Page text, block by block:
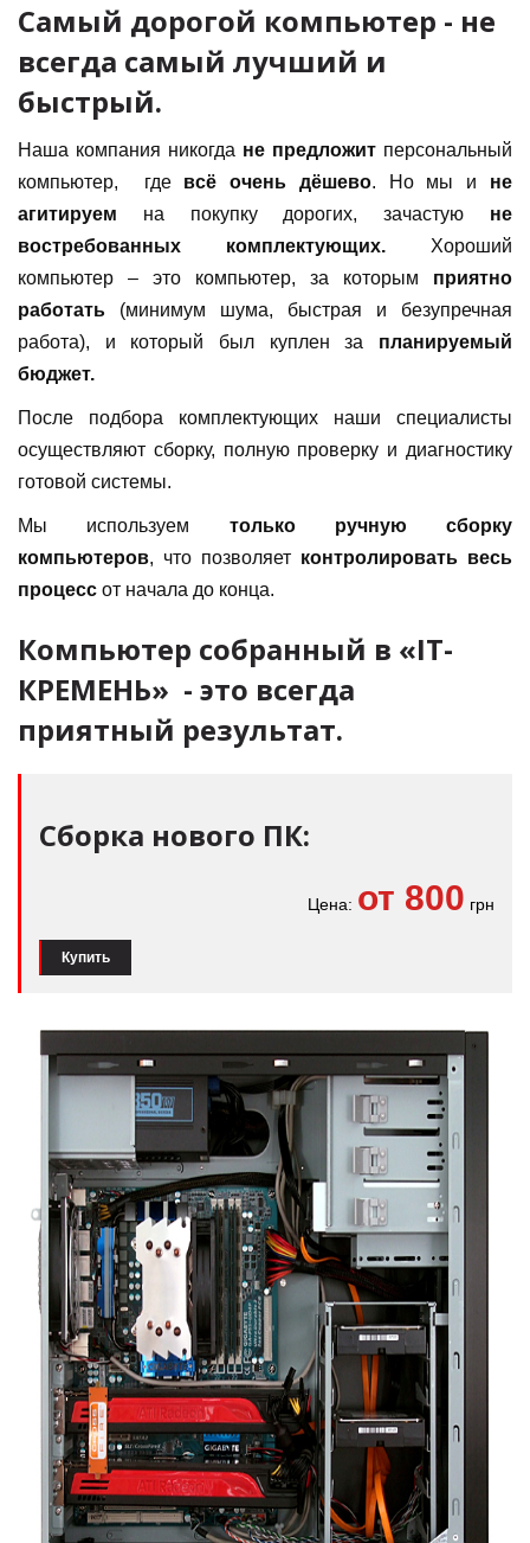
Самый дорогой компьютер - не
всегда самый лучший и
быстрый.
Наша компания никогда не предложит персональный
компьютер, где всё очень дёшево. Но мы и не
агитируем на покупку дорогих, зачастую не
востребованных комплектующих. Хороший
компьютер – это компьютер, за которым приятно
работать (минимум шума, быстрая и безупречная
работа), и который был куплен за планируемый
бюджет.
После подбора комплектующих наши специалисты
осуществляют сборку, полную проверку и диагностику
готовой системы.
Мы используем только ручную сборку
компьютеров, что позволяет контролировать весь
процесс от начала до конца.
Компьютер собранный в «IT-
КРЕМЕНЬ» - это всегда
приятный результат.
Сборка нового ПК:
Цена: от 800 грн
Купить